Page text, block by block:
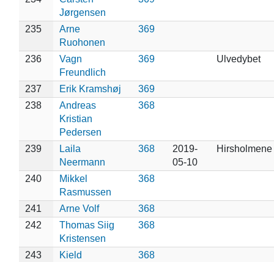
Jørgensen
235
Arne
Ruohonen
369
236
Vagn
Freundlich
369 Ulvedybet
237 Erik Kramshøj
369
238
Andreas
Kristian
Pedersen
368
239
Laila
Neermann
368
2019-
05-10
Hirsholmene
240
Mikkel
Rasmussen
368
241 Arne Volf
368
242
Thomas Siig
Kristensen
368
243
Kield
368